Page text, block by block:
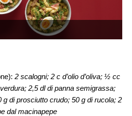
2 scalogni; 2 c d’olio d’oliva; ½ cc
2,5 dl di panna semigrassa;
di prosciutto crudo; 50 g di rucola; 2
dal macinapepe